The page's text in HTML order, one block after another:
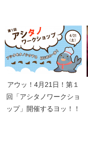
アウッ！4月21日！第１
回「アシタノワークショ
ップ」開催するヨッ！！